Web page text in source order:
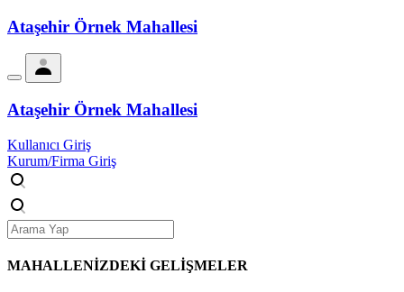
Ataşehir Örnek Mahallesi
Ataşehir Örnek Mahallesi
Kullanıcı Giriş
Kurum/Firma Giriş
MAHALLENİZDEKİ GELİŞMELER